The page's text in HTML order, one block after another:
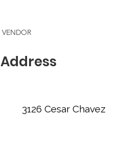
VENDOR
Address
3126 Cesar Chavez